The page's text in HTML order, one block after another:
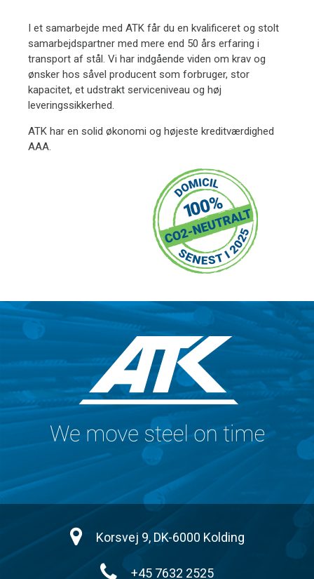
I et samarbejde med ATK får du en kvalificeret og stolt
samarbejdspartner med mere end 50 års erfaring i
transport af stål. Vi har indgående viden om krav og
ønsker hos såvel producent som forbruger, stor
kapacitet, et udstrakt serviceniveau og høj
leveringssikkerhed.
ATK har en solid økonomi og højeste kreditværdighed
AAA.
Korsvej 9, DK-6000 Kolding
+45 7632 2525